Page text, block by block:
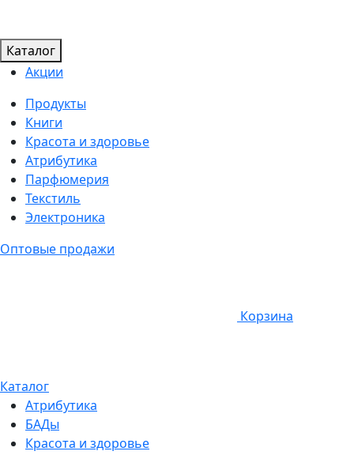
Каталог
Акции
Продукты
Книги
Красота и здоровье
Атрибутика
Парфюмерия
Текстиль
Электроника
Оптовые продажи
Корзина
Каталог
Атрибутика
БАДы
Красота и здоровье